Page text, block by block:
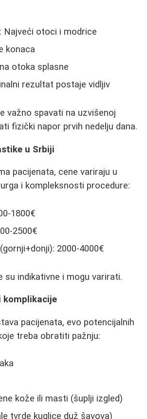
Najveći otoci i modrice
konaca
otoka splasne
rezultat postaje vidljiv
važno spavati na uzvišenoj
fizički napor prvih nedelju dana.
u Srbiji
pacijenata, cene variraju u
i kompleksnosti procedure:
1800€
2500€
2000-4000€
su indikativne i mogu varirati.
komplikacije
pacijenata, evo potencijalnih
treba obratiti pažnju:
kože ili masti (šuplji izgled)
tvrde kuglice duž šavova)